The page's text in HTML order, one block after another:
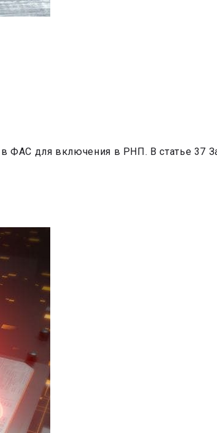
в ФАС для включения в РНП. В статье 37